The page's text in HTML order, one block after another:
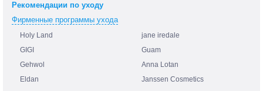
Рекомендации по уходу
Фирменные программы ухода
Holy Land
jane iredale
GIGI
Guam
Gehwol
Anna Lotan
Eldan
Janssen Cosmetics